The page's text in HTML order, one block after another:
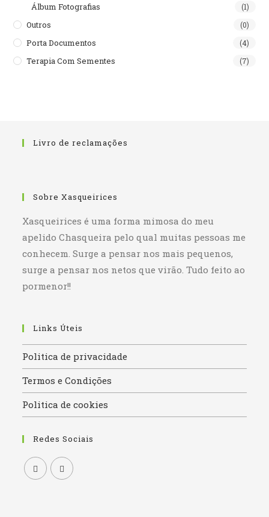
Álbum Fotografias (1)
Outros (0)
Porta Documentos (4)
Terapia Com Sementes (7)
Livro de reclamações
Sobre Xasqueirices
Xasqueirices é uma forma mimosa do meu
apelido Chasqueira pelo qual muitas pessoas me
conhecem. Surge a pensar nos mais pequenos,
surge a pensar nos netos que virão. Tudo feito ao
pormenor!!
Links Úteis
Politica de privacidade
Termos e Condições
Politica de cookies
Redes Sociais